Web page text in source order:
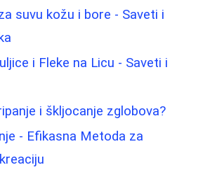
suvu kožu i bore - Saveti i
i Fleke na Licu - Saveti i
i škljocanje zglobova?
- Efikasna Metoda za